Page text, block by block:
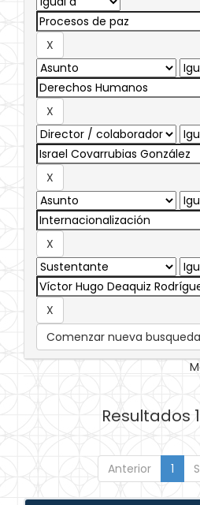
Comenzar nueva busqueda
Resultados
Anterior 1